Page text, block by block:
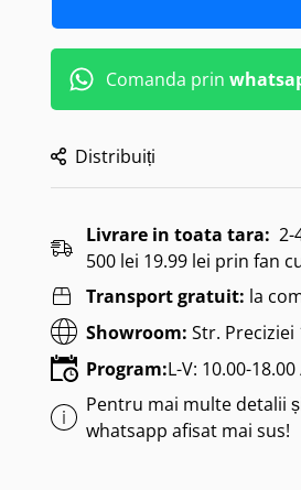
Comanda prin
Distribuiți
Livrare in toata tara: 2-
500 lei 19.99 lei prin fan
Transport gratuit: la
Showroom: Str. Preciziei
Program:L-V: 10.00-
Pentru mai multe detalii
whatsapp afisat mai sus!